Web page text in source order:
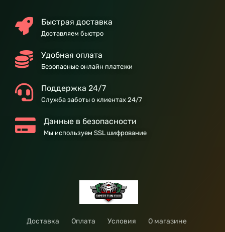
Быстрая доставка
Доставляем быстро
Удобная оплата
Безопасные онлайн платежи
Поддержка 24/7
Служба заботы о клиентах 24/7
Данные в безопасности
Мы используем SSL шифрование
Доставка Оплата Условия
О магазине